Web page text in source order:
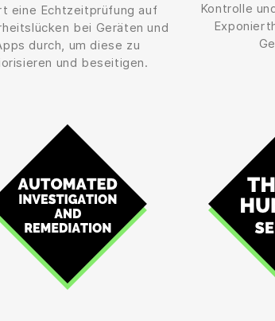
eine Echtzeitprüfung auf
bei Geräten und
durch, um diese zu
und beseitigen.
Kontrolle